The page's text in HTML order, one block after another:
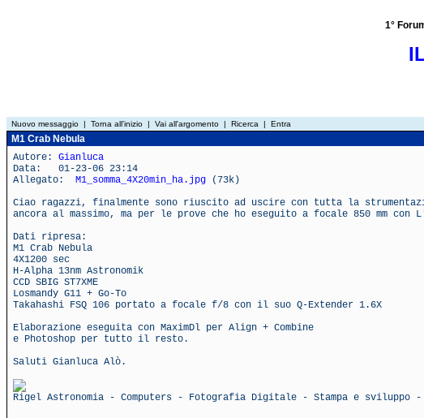
1°
Nuovo messaggio | Torna all'inizio | Vai all'argomento | Ricerca | Entra
M1 Crab Nebula
Autore: Gianluca
Data: 01-23-06 23:14
Allegato: M1_somma_4X20min_ha.jpg (73k)
Ciao ragazzi, finalmente sono riuscito ad uscire con tutta la
ancora al massimo, ma per le prove che ho eseguito a focale 850 mm
Dati ripresa:
M1 Crab Nebula
4X1200 sec
H-Alpha 13nm Astronomik
CCD SBIG ST7XME
Losmandy G11 + Go-To
Takahashi FSQ 106 portato a focale f/8 con il suo Q-Extender 1.6X
Elaborazione eseguita con MaximDl per Align + Combine
e Photoshop per tutto il resto.
Saluti Gianluca Alò.
Rigel Astronomia - Computers - Fotografia Digitale - Stampa e sviluppo -